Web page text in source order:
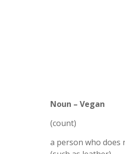
Noun – Vegan
(count)
a person who does